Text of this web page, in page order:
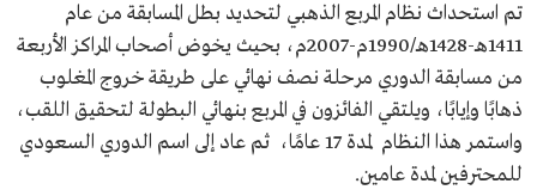
تم استحداث نظام المربع الذهبي لتحديد بطل المسابقة من عام
1411هـ-1428هـ/1990م-2007م، بحيث يخوض أصحاب المراكز الأربعة
من مسابقة الدوري مرحلة نصف نهائي على طريقة خروج المغلوب
ذهابًا وإيابًا، ويلتقي الفائزون في المربع بنهائي البطولة لتحقيق اللقب،
واستمر هذا النظام لمدة 17 عامًا، ثم عاد إلى اسم الدوري السعودي
للمحترفين لمدة عامين.